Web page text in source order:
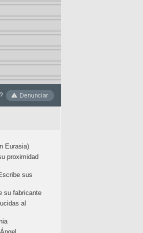
Eurasia)
proximidad
sus
su fabricante
al